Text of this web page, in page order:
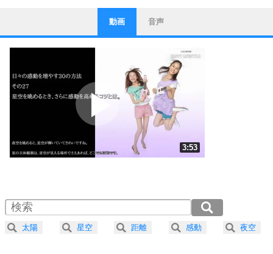
1
ストレス対策
他人と比べない。
いっそのこと、他人を見ない。
いらいらしない人になる30の方法
プラス思考
ポジティブになれない原因は、行動しないから。
ポジティブ思考になる30の方法
人生、なんとかなるもの。
気楽に生きる30の方法
4 器の大きい人は、怒りを優しさで表現する。
プラス思考
動画 音声
3:53
2.0倍速 （457KB 1分56秒）
2.5倍速 （366KB 1分33秒）
3.0倍速 （305KB 1分17秒）
太陽 星空 距離 感動 夜空